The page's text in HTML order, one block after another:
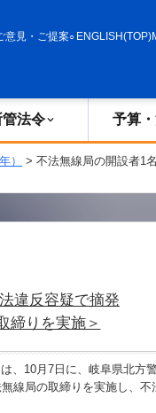
意見・ご提案 ENGLISH(TOP)
管法令 予算
）
> 不法無線局の開設者1
違反容疑で摘発
締りを実施＞
、10月7日に、岐阜県北方
線局の取締りを実施し、不